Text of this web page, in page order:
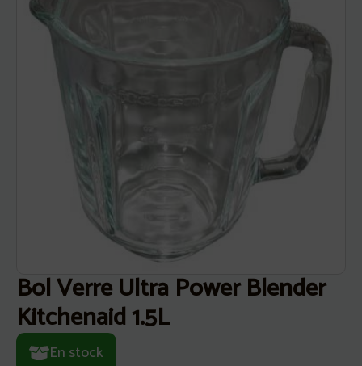
Bol Verre Ultra Power Blender
Kitchenaid 1.5L
En stock